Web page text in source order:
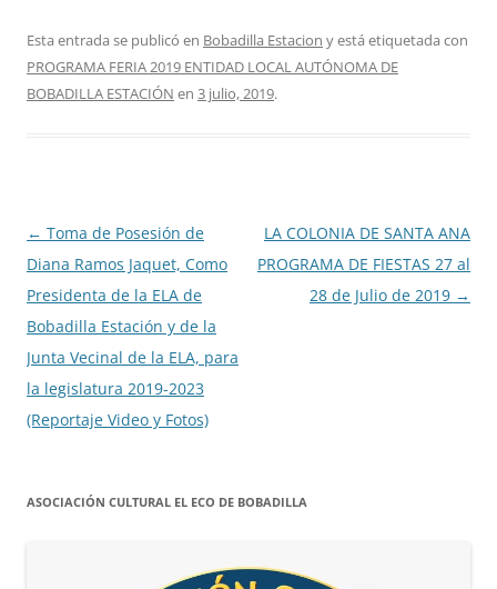
Esta entrada se publicó en Bobadilla Estacion y está etiquetada con
PROGRAMA FERIA 2019 ENTIDAD LOCAL AUTÓNOMA DE
BOBADILLA ESTACIÓN en 3 julio, 2019.
Navegación
de
entradas
← Toma de Posesión de
Diana Ramos Jaquet, Como
Presidenta de la ELA de
Bobadilla Estación y de la
Junta Vecinal de la ELA, para
la legislatura 2019-2023
(Reportaje Video y Fotos)
LA COLONIA DE SANTA ANA
PROGRAMA DE FIESTAS 27 al
28 de Julio de 2019 →
ASOCIACIÓN CULTURAL EL ECO DE BOBADILLA